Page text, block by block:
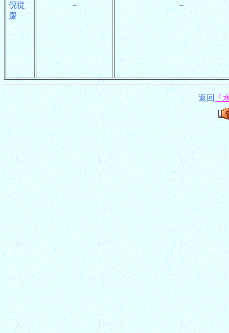
倪從
慶
－ －
返回「